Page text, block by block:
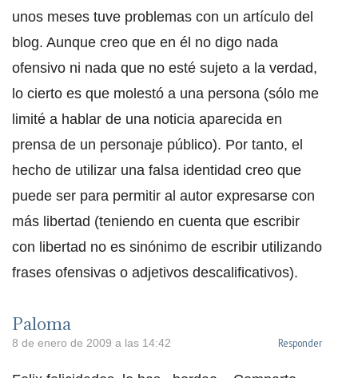
unos meses tuve problemas con un artículo del
blog. Aunque creo que en él no digo nada
ofensivo ni nada que no esté sujeto a la verdad,
lo cierto es que molestó a una persona (sólo me
limité a hablar de una noticia aparecida en
prensa de un personaje público). Por tanto, el
hecho de utilizar una falsa identidad creo que
puede ser para permitir al autor expresarse con
más libertad (teniendo en cuenta que escribir
con libertad no es sinónimo de escribir utilizando
frases ofensivas o adjetivos descalificativos).
Paloma
8 de enero de 2009 a las 14:42 Responder